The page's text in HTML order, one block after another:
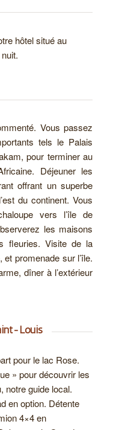
hôtel situé au
Vous passez
tels le Palais
pour terminer au
Déjeuner les
offrant un superbe
du continent. Vous
vers l’île de
les maisons
fleuries. Visite de la
promenade sur l’île.
dîner à l’extérieur
Louis
pour le lac Rose.
» pour découvrir les
notre guide local.
en option. Détente
4×4 en